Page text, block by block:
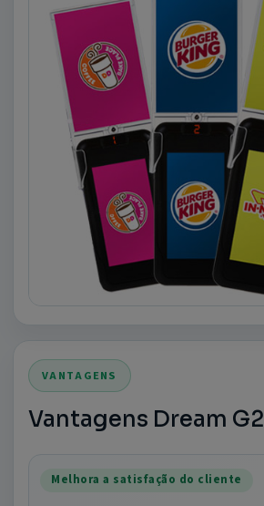
VANTAGENS
Vantagens Dream G2
Melhora a satisfação do cliente